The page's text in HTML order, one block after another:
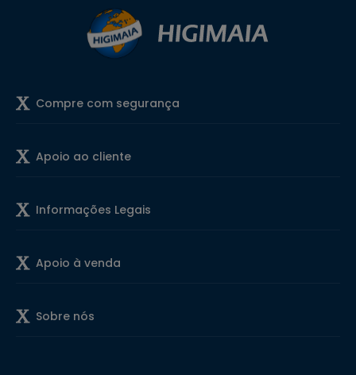
Compre com segurança
Apoio ao cliente
Informações Legais
Apoio à venda
Sobre nós